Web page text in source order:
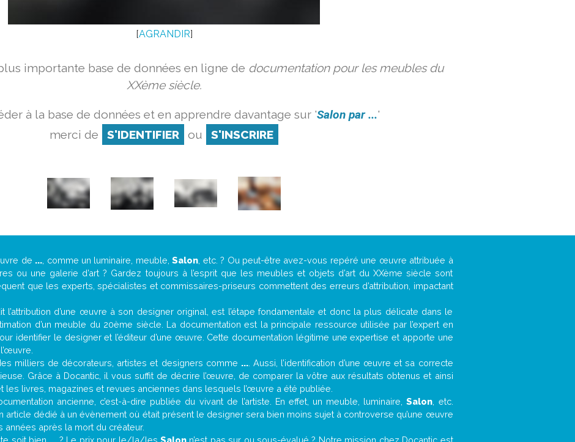
[AGRANDIR]
importante base de données en ligne de documentation pour les meubles du
XXème siècle.
à la base de données et en apprendre davantage sur 'Salon par ...'
merci de
S'IDENTIFIER ou S'INSCRIRE
de ... , comme un luminaire, meuble,Salon , etc. ? Ou peut-être avez-vous repéré une œuvre attribuée à
ou une galerie d’art ? Gardez toujours à l’esprit que les meubles et objets d’art du XXème siècle sont
que les experts, spécialistes et commissaires-priseurs commettent des erreurs d’attribution, impactant
l’attribution d’une œuvre à son designer original, est l’étape fondamentale et donc la plus délicate dans le
d’un meuble du 20ème siècle. La documentation est la principale ressource utilisée par l’expert en
identifier le designer et l’éditeur d’une œuvre. Cette documentation légitime une expertise et apporte une
milliers de décorateurs, artistes et designers comme .... Aussi, l’identification d’une œuvre et sa correcte
Grâce à Docantic, il vous suffit de décrire l’œuvre, de comparer la vôtre aux résultats obtenus et ainsi
les livres, magazines et revues anciennes dans lesquels l’œuvre a été publiée.
ancienne, c’est-à-dire publiée du vivant de l’artiste. En effet, un meuble, luminaire,Salon , etc.
article dédié à un évènement où était présent le designer sera bien moins sujet à controverse qu’une œuvre
après la mort du créateur.
soit bien
? Le prix pour le/la/les Salonn’est pas sur ou sous-évalué ? Notre mission chez Docantic est